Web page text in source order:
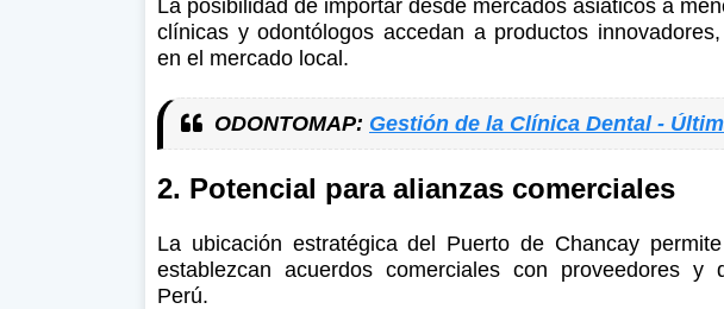
La posibilidad de importar desde mercados asiáticos a
clínicas y odontólogos accedan a productos
en el mercado local.
ODONTOMAP: Gestión de la Clínica Dental -
2. Potencial para alianzas comerciales
La ubicación estratégica del Puerto de Chancay
establezcan acuerdos comerciales con proveedores y
Perú.